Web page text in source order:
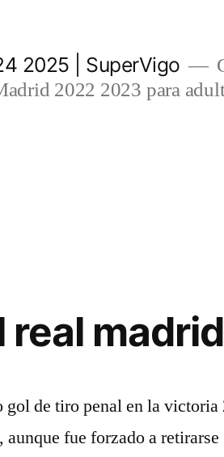
2025 | SuperVigo
2022 2023 para
madrid
de tiro penal en la victoria
fue forzado a retirarse